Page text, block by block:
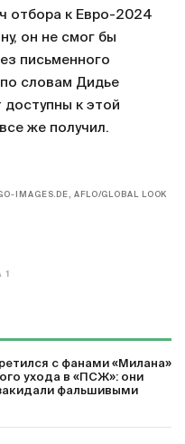
отбора к Евро-2024
он не смог бы
письменного
словам Дидье
доступны к этой
же получил.
IMAGES.DE, AFLO/GLOBAL LOOK
1
с фанами «Милана»
ухода в «ПСЖ»: они
фальшивыми